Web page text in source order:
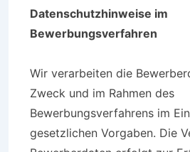
Datenschutzhinweise im
Bewerbungsverfahren
Wir verarbeiten die
Zweck und im Rahmen des
Bewerbungsverfahrens im
gesetzlichen Vorgaben. Die